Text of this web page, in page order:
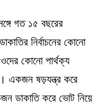
গত ১৫ বছরের
নির্বাচনের কোনো
কোনো পার্থক্য
একজন ষড়যন্ত্র করে
ডাকাতি করে ভোট নিয়ে